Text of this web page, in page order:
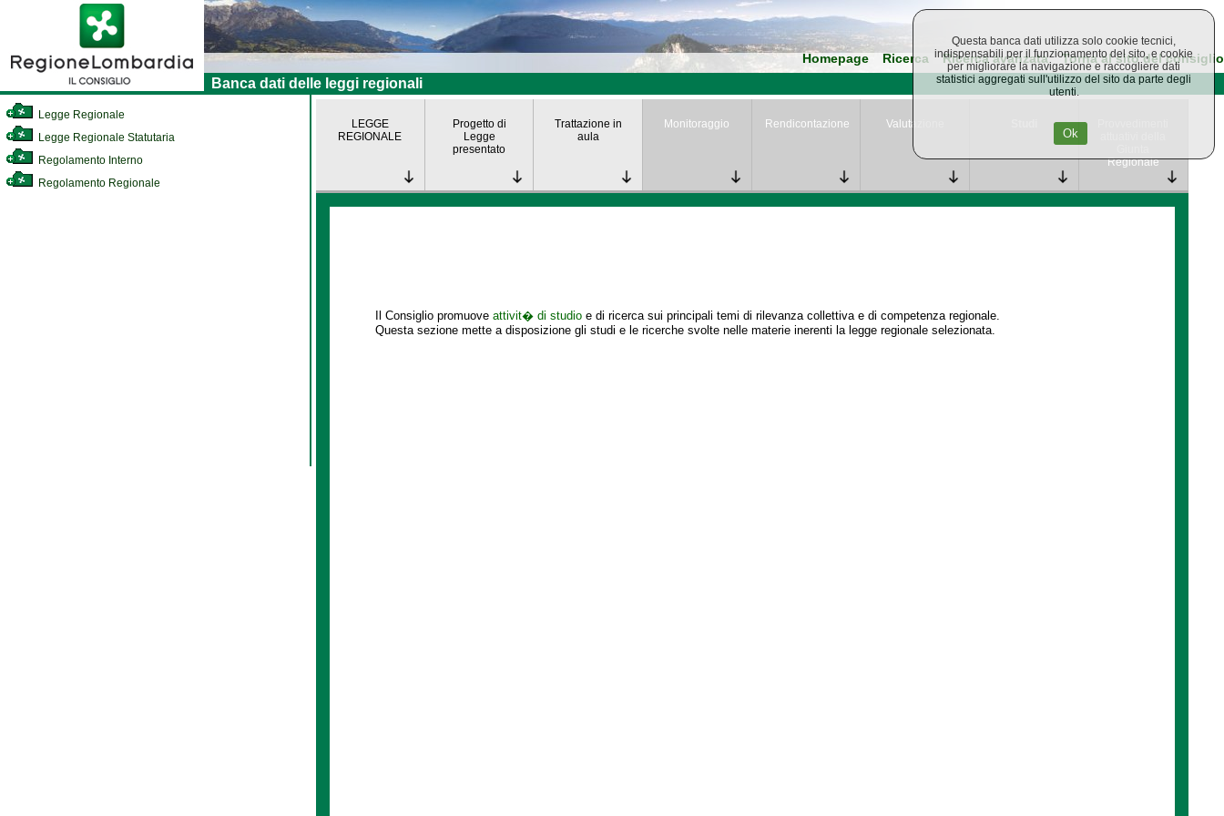
Homepage Ricerca Ricerca avanzata Torna al sito del consiglio
Banca dati delle leggi regionali
Legge Regionale
Legge Regionale Statutaria
Regolamento Interno
Regolamento Regionale
LEGGE
REGIONALE
Progetto di
Legge
presentato
Trattazione in
aula
Monitoraggio Rendicontazione Valutazione
Regionale
Il Consiglio promuove attivit� di studio e di ricerca sui principali temi di rilevanza collettiva e di competenza regionale.
Questa sezione mette a disposizione gli studi e le ricerche svolte nelle materie inerenti la legge regionale selezionata.
Questa banca dati utilizza solo cookie tecnici,
indispensabili per il funzionamento del sito, e cookie
per migliorare la navigazione e raccogliere dati
statistici aggregati sull'utilizzo del sito da parte degli
utenti.
Ok